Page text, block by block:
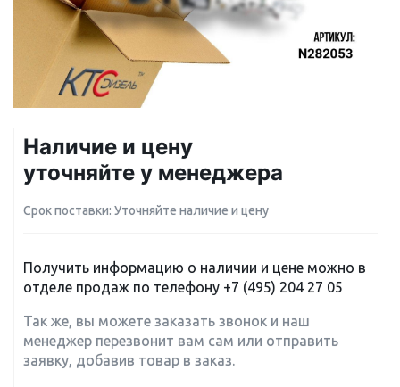
Наличие и цену
уточняйте у менеджера
Срок поставки: Уточняйте наличие и цену
Получить информацию о наличии и цене можно в
отделе продаж по телефону +7 (495) 204 27 05
Так же, вы можете заказать звонок и наш
менеджер перезвонит вам сам или отправить
заявку, добавив товар в заказ.